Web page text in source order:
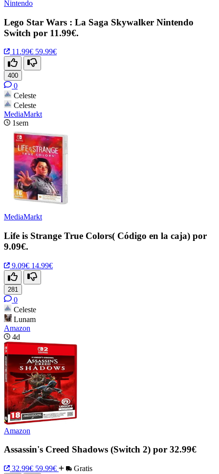
Nintendo
Lego Star Wars : La Saga Skywalker Nintendo
Switch por 11.99€.
11.99€ 59.99€
400
0
Celeste
Celeste
MediaMarkt
1sem
MediaMarkt
Life is Strange True Colors( Código en la caja) por
9.09€.
9.09€ 14.99€
281
0
Celeste
Lunam
Amazon
4d
Amazon
Assassin's Creed Shadows (Switch 2) por 32.99€
32.99€ 59.99€ Gratis